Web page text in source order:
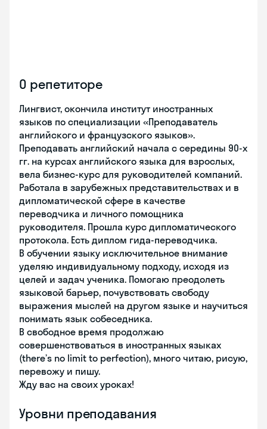
О репетиторе
Лингвист, окончила институт иностранных
языков по специализации «Преподаватель
английского и французского языков».
Преподавать английский начала с середины 90-х
гг. на курсах английского языка для взрослых,
вела бизнес-курс для руководителей компаний.
Работала в зарубежных представительствах и в
дипломатической сфере в качестве
переводчика и личного помощника
руководителя. Прошла курс дипломатического
протокола. Есть диплом гида-переводчика.
В обучении языку исключительное внимание
уделяю индивидуальному подходу, исходя из
целей и задач ученика. Помогаю преодолеть
языковой барьер, почувствовать свободу
выражения мыслей на другом языке и научиться
понимать язык собеседника.
В свободное время продолжаю
совершенствоваться в иностранных языках
(there’s no limit to perfection), много читаю, рисую,
перевожу и пишу.
Жду вас на своих уроках!
Уровни преподавания